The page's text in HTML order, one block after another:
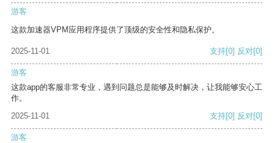
游客
这款加速器VPM应用程序提供了顶级的安全性和隐私保护。
2025-11-01 支持[0] 反对[0]
游客
这款app的客服非常专业，遇到问题总是能够及时解决，让我能够安心工
作。
2025-11-01
支持[0] 反对[0]
游客